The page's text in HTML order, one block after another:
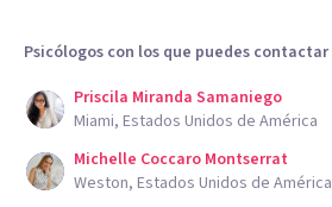
Psicólogos con los que puedes contactar
Priscila Miranda Samaniego
Miami, Estados Unidos de América
Michelle Coccaro Montserrat
Weston, Estados Unidos de América